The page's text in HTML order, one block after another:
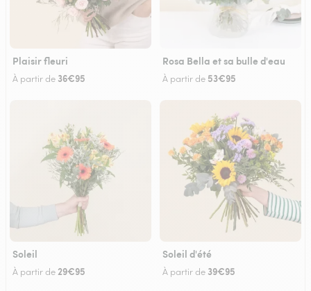
Plaisir fleuri
À partir de 36€95
Rosa Bella et sa bulle d'eau
À partir de 53€95
Soleil
À partir de 29€95
Soleil d'été
À partir de 39€95